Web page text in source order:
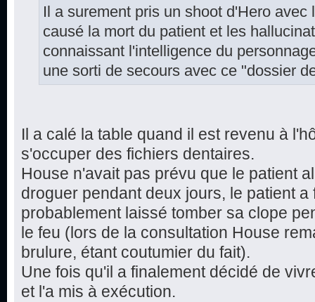
Il a surement pris un shoot d'Hero
causé la mort du patient et les
connaissant l'intelligence du
une sorti de secours avec ce "dossier
Il a calé la table quand il est revenu à
s'occuper des fichiers dentaires.
House n'avait pas prévu que le patient
droguer pendant deux jours, le patient
probablement laissé tomber sa clope
le feu (lors de la consultation House
brulure, étant coutumier du fait).
Une fois qu'il a finalement décidé de
et l'a mis à exécution.